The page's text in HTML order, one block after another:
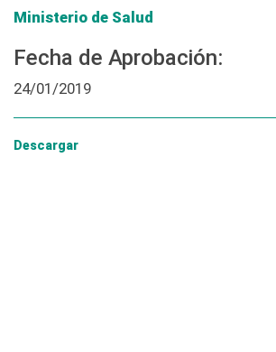
Ministerio de Salud
Fecha de Aprobación:
24/01/2019
Descargar